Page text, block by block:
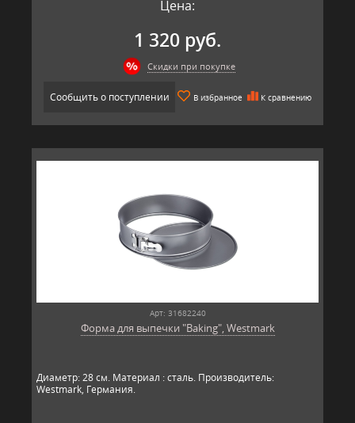
Цена:
1 320 руб.
Скидки при покупке
Сообщить о поступлении В избранное К сравнению
Арт: 31682240
Форма для выпечки "Baking", Westmark
Диаметр: 28 см. Материал : сталь. Производитель:
Westmark, Германия.​​